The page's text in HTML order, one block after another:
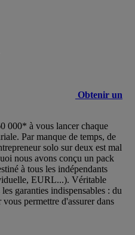
Obtenir un
000* à vous lancer chaque
Par manque de temps, de
solo sur deux est mal
nous avons conçu un pack
à tous les indépendants
EURL...). Véritable
garanties indispensables : du
permettre d'assurer dans